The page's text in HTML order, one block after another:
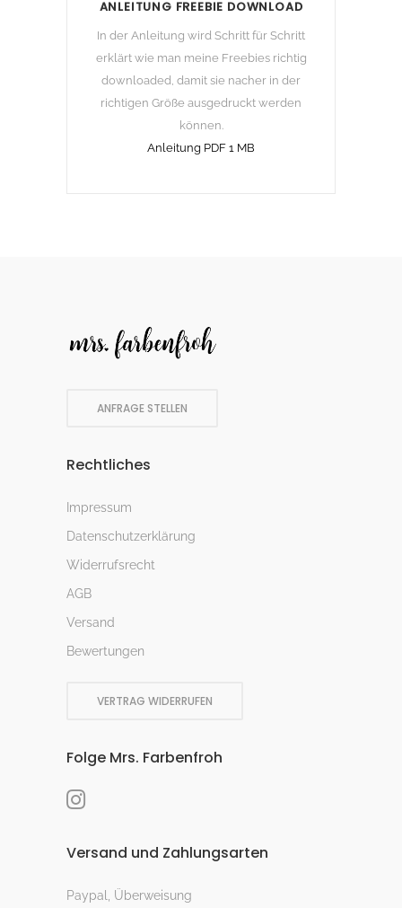
ANLEITUNG FREEBIE DOWNLOAD
In der Anleitung wird Schritt für Schritt
erklärt wie man meine Freebies richtig
downloaded, damit sie nacher in der
richtigen Größe ausgedruckt werden
können.
Anleitung PDF 1 MB
ANFRAGE STELLEN
Rechtliches
Impressum
Datenschutzerklärung
Widerrufsrecht
AGB
Versand
Bewertungen
VERTRAG WIDERRUFEN
Folge Mrs. Farbenfroh
Versand und Zahlungsarten
Paypal, Überweisung